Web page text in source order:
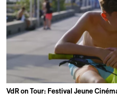
VdR on Tour: Festival Jeune